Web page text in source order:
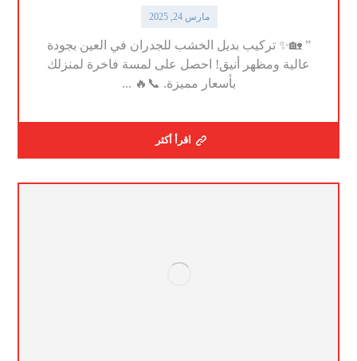
مارس 24, 2025
” 🏡✨ تركيب بديل الخشب للجدران في العين بجودة
عالية ومظهر أنيق! احصل على لمسة فاخرة لمنزلك
بأسعار مميزة. 📞🔥 ...
اقرأ أكثر